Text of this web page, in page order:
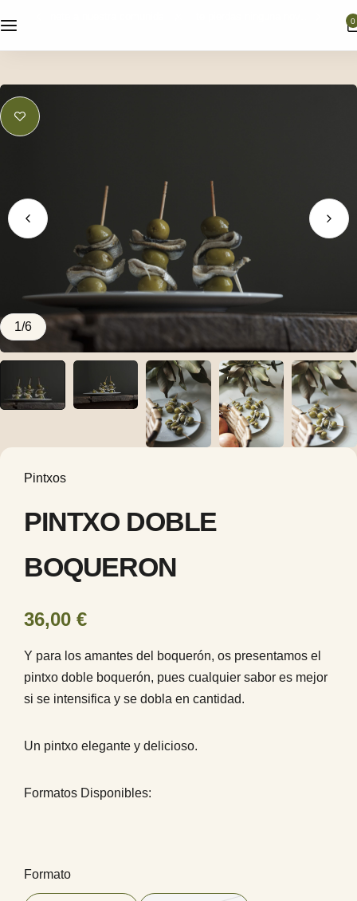
0
1/6
Pintxos
PINTXO DOBLE
BOQUERON
36,00 €
Y para los amantes del boquerón, os presentamos el
pintxo doble boquerón, pues cualquier sabor es mejor
si se intensifica y se dobla en cantidad.
Un pintxo elegante y delicioso.
Formatos Disponibles:
Formato
Selección de Productos
Ver todas las Gildas
Packs de Regalo
Jornadas Puertas Abiertas
Bodas
Eventos